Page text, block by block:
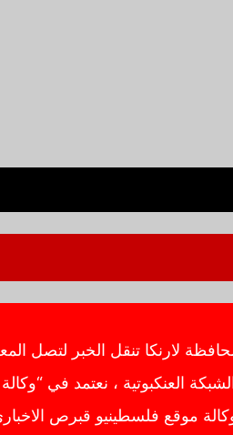
لارنكا تنقل الخبر لتصل
العنكبوتية ، نعتمد في
موقع فلسطينيو قبرص